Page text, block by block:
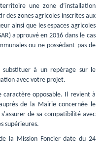
une zone d’installation
zones agricoles inscrites aux
ainsi que les espaces agricoles
approuvé en 2016 dans le cas
ou ne possédant pas de
substituer à un repérage sur le
avec votre projet.
caractère opposable. Il revient à
de la Mairie concernée le
de sa compatibilité avec
supérieures.
la Mission Foncier date du 24